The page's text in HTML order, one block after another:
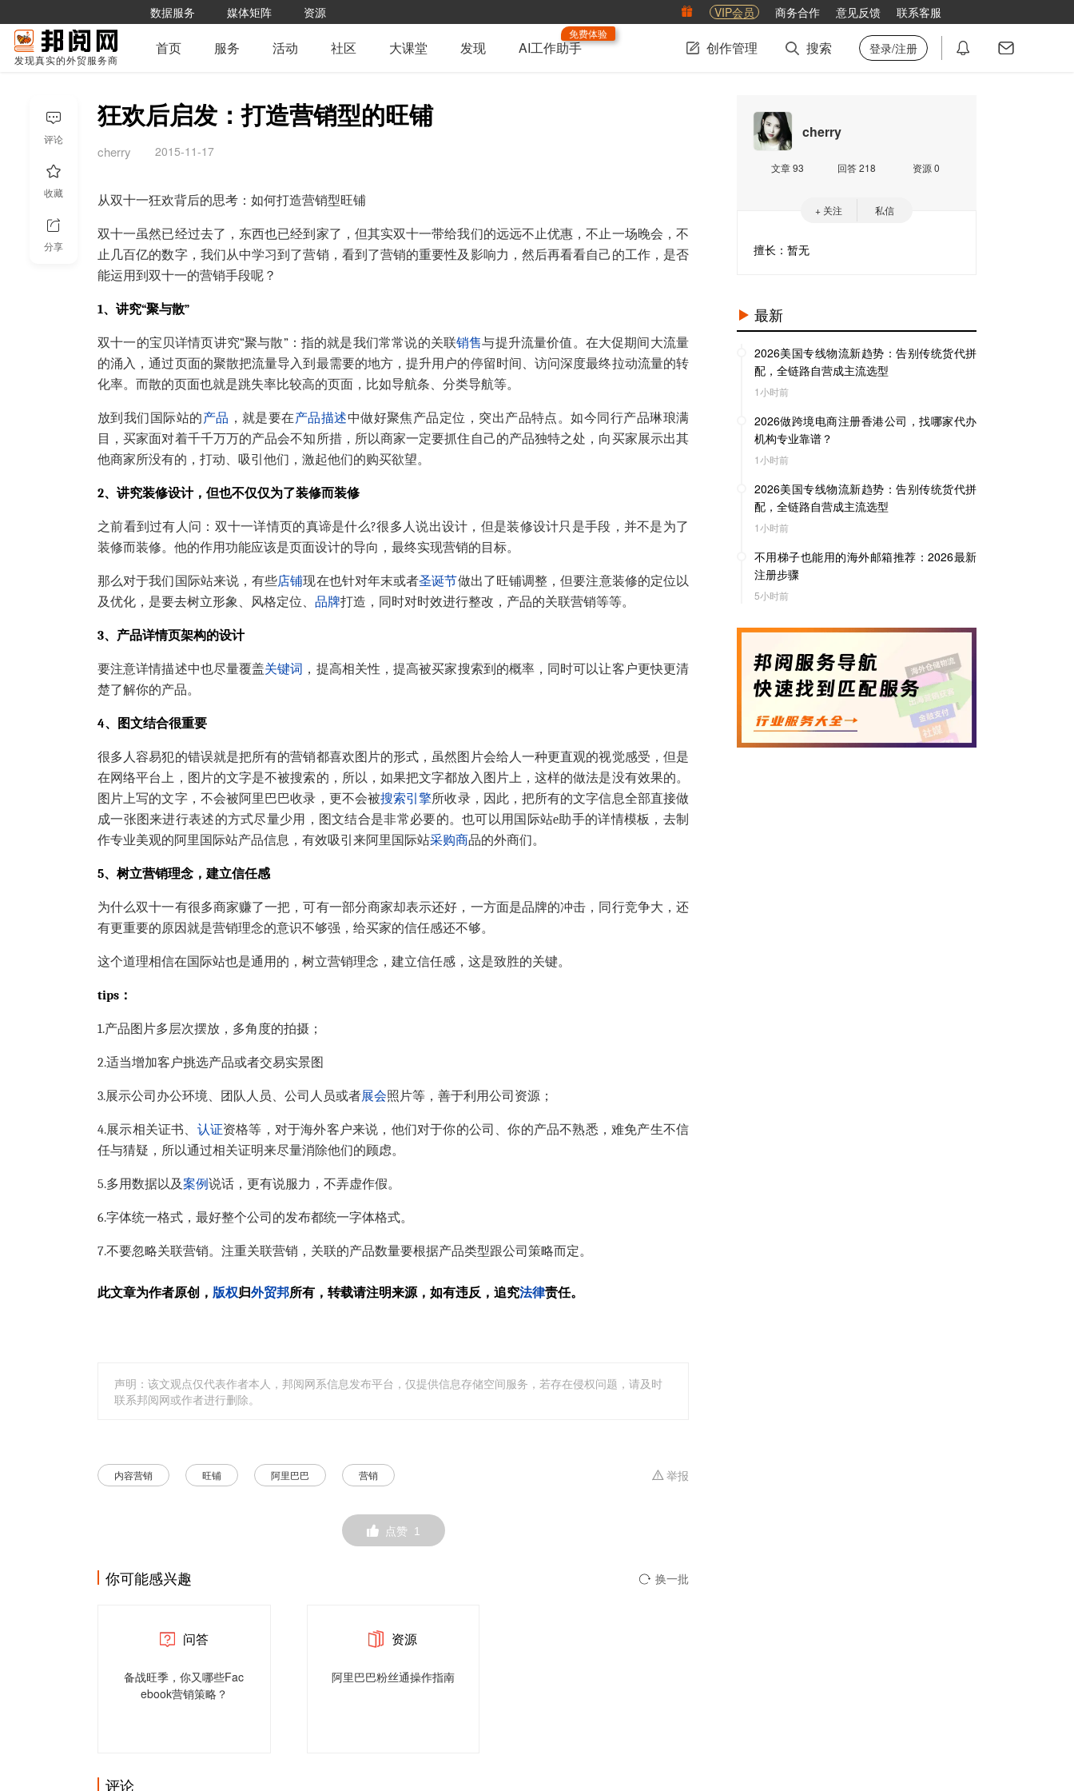
数据服务 媒体矩阵 资源 VIP会员 商务合作 意见反馈 联系客服
发现真实的外贸服务商
首页 服务 活动 社区 大课堂 发现 AI工作助手
免费体验
创作管理 搜索 登录/注册
狂欢后启发：打造营销型的旺铺
cherry 2015-11-17
从双十一狂欢背后的思考：如何打造营销型旺铺
双十一虽然已经过去了，东西也已经到家了，但其实双十一带给我们的远远不止优惠，不止一场晚会，不
止几百亿的数字，我们从中学习到了营销，看到了营销的重要性及影响力，然后再看看自己的工作，是否
能运用到双十一的营销手段呢？
1、讲究“聚与散”
双十一的宝贝详情页讲究“聚与散”：指的就是我们常常说的关联销售与提升流量价值。在大促期间大流量
的涌入，通过页面的聚散把流量导入到最需要的地方，提升用户的停留时间、访问深度最终拉动流量的转
化率。而散的页面也就是跳失率比较高的页面，比如导航条、分类导航等。
放到我们国际站的产品 ，就是要在产品描述中做好聚焦产品定位，突出产品特点。如今同行产品琳琅满
目，买家面对着千千万万的产品会不知所措，所以商家一定要抓住自己的产品独特之处，向买家展示出其
他商家所没有的，打动、吸引他们，激起他们的购买欲望。
2、讲究装修设计，但也不仅仅为了装修而装修
之前看到过有人问：双十一详情页的真谛是什么?很多人说出设计，但是装修设计只是手段，并不是为了
装修而装修。他的作用功能应该是页面设计的导向，最终实现营销的目标。
那么对于我们国际站来说，有些店铺现在也针对年末或者圣诞节做出了旺铺调整，但要注意装修的定位以
及优化，是要去树立形象、风格定位、 品牌打造，同时对时效进行整改，产品的关联营销等等。
3、产品详情页架构的设计
要注意详情描述中也尽量覆盖关键词 ，提高相关性，提高被买家搜索到的概率，同时可以让客户更快更清
楚了解你的产品。
4、图文结合很重要
很多人容易犯的错误就是把所有的营销都喜欢图片的形式，虽然图片会给人一种更直观的视觉感受，但是
在网络平台上，图片的文字是不被搜索的，所以，如果把文字都放入图片上，这样的做法是没有效果的。
图片上写的文字，不会被阿里巴巴收录，更不会被搜索引擎所收录，因此，把所有的文字信息全部直接做
成一张图来进行表述的方式尽量少用，图文结合是非常必要的。也可以用国际站e助手的详情模板，去制
作专业美观的阿里国际站产品信息，有效吸引来阿里国际站采购商品的外商们。
5、树立营销理念，建立信任感
为什么双十一有很多商家赚了一把，可有一部分商家却表示还好，一方面是品牌的冲击，同行竞争大，还
有更重要的原因就是营销理念的意识不够强，给买家的信任感还不够。
这个道理相信在国际站也是通用的，树立营销理念，建立信任感，这是致胜的关键。
tips ：
1.产品图片多层次摆放，多角度的拍摄；
2.适当增加客户挑选产品或者交易实景图
3.展示公司办公环境、团队人员、公司人员或者展会照片等，善于利用公司资源；
4.展示相关证书、 认证资格等，对于海外客户来说，他们对于你的公司、你的产品不熟悉，难免产生不信
任与猜疑，所以通过相关证明来尽量消除他们的顾虑。
5.多用数据以及案例说话，更有说服力，不弄虚作假。
6.字体统一格式，最好整个公司的发布都统一字体格式。
7.不要忽略关联营销。注重关联营销，关联的产品数量要根据产品类型跟公司策略而定。
此文章为作者原创， 版权归外贸邦所有，转载请注明来源，如有违反，追究法律责任。
声明：该文观点仅代表作者本人，邦阅网系信息发布平台，仅提供信息存储空间服务，若存在侵权问题，请及时
联系邦阅网或作者进行删除。
内容营销 旺铺 阿里巴巴 营销 举报
点赞 1
评论
收藏
分享
你可能感兴趣 换一批
问答
备战旺季，你又哪些Fac
ebook营销策略？
资源
阿里巴巴粉丝通操作指南
评论
cherry
文章 93 回答 218 资源 0
+ 关注 私信
擅长：暂无
最新
2026美国专线物流新趋势：告别传统货代拼
配，全链路自营成主流选型
1小时前
2026做跨境电商注册香港公司，找哪家代办
机构专业靠谱？
1小时前
2026美国专线物流新趋势：告别传统货代拼
配，全链路自营成主流选型
1小时前
不用梯子也能用的海外邮箱推荐：2026最新
注册步骤
5小时前